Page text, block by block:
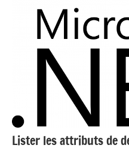
Lister les attributs de